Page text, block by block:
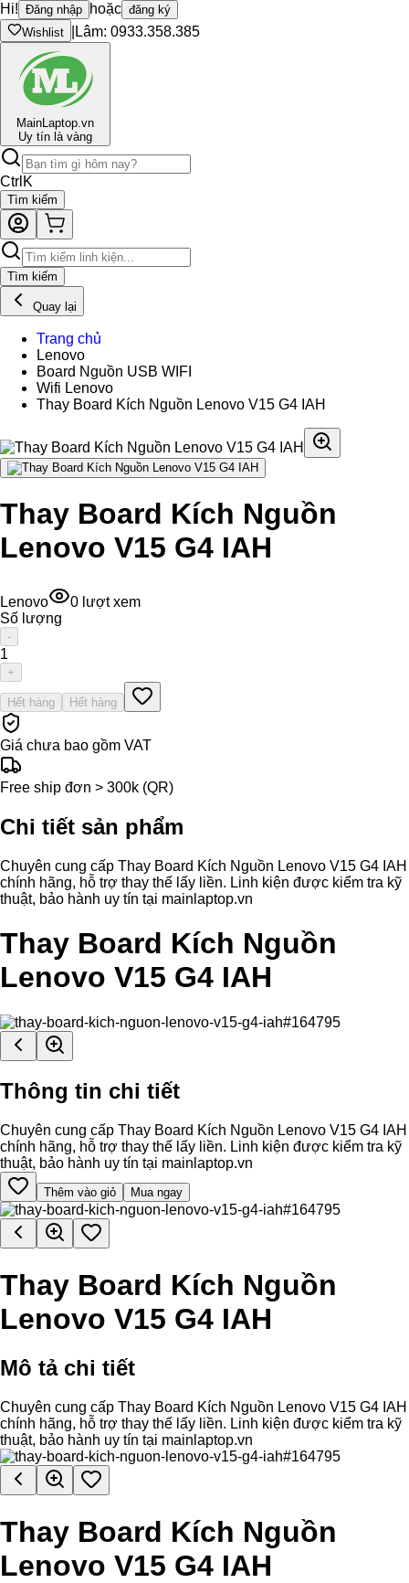
Hi! Đăng nhập hoặc đăng ký
Wishlist
Lâm: 0933.358.385
MainLaptop.vn
Uy tín là vàng
Ctrl K
Tìm kiếm
Tìm kiếm
Quay lại
Trang chủ
Lenovo
Board Nguồn USB WIFI
Wifi Lenovo
Thay Board Kích Nguồn Lenovo V15 G4 IAH
Thay Board Kích Nguồn
Lenovo V15 G4 IAH
Lenovo 0 lượt xem
Số lượng
-
1
+
Hết hàng Hết hàng
Giá chưa bao gồm VAT
Free ship đơn > 300k (QR)
Chi tiết sản phẩm
Chuyên cung cấp Thay Board Kích Nguồn Lenovo V15 G4 IAH
chính hãng, hỗ trợ thay thế lấy liền. Linh kiện được kiểm tra kỹ
thuật, bảo hành uy tín tại mainlaptop.vn
Thay Board Kích Nguồn
Lenovo V15 G4 IAH
Thông tin chi tiết
Chuyên cung cấp Thay Board Kích Nguồn Lenovo V15 G4 IAH
chính hãng, hỗ trợ thay thế lấy liền. Linh kiện được kiểm tra kỹ
thuật, bảo hành uy tín tại mainlaptop.vn
Thêm vào giỏ Mua ngay
Thay Board Kích Nguồn
Lenovo V15 G4 IAH
Mô tả chi tiết
Chuyên cung cấp Thay Board Kích Nguồn Lenovo V15 G4 IAH
chính hãng, hỗ trợ thay thế lấy liền. Linh kiện được kiểm tra kỹ
thuật, bảo hành uy tín tại mainlaptop.vn
Thay Board Kích Nguồn
Lenovo V15 G4 IAH